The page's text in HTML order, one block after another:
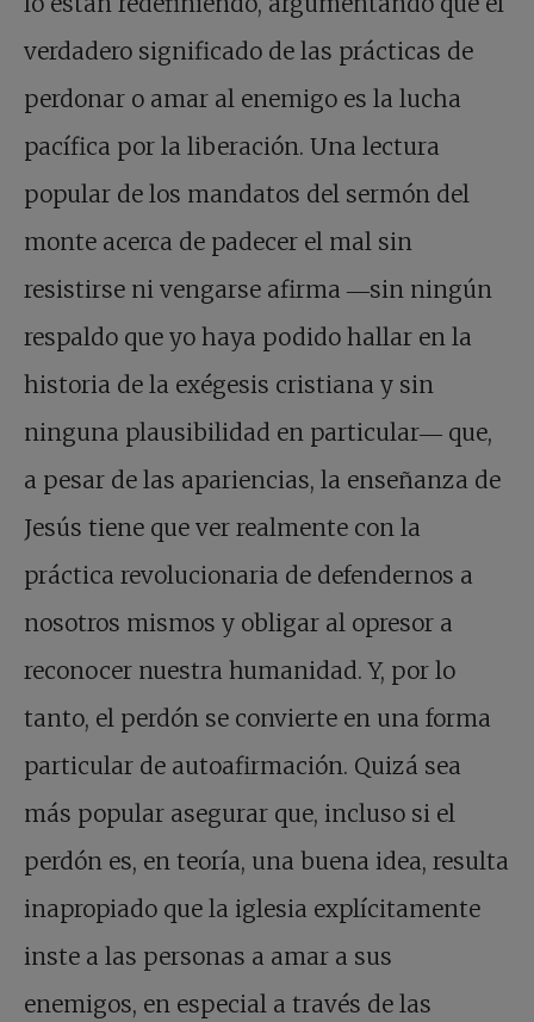
verdadero significado de las prácticas de
perdonar o amar al enemigo es la lucha
pacífica por la liberación. Una lectura
popular de los mandatos del sermón del
monte acerca de padecer el mal sin
resistirse ni vengarse afirma ―sin ningún
respaldo que yo haya podido hallar en la
historia de la exégesis cristiana y sin
ninguna plausibilidad en particular― que,
a pesar de las apariencias, la enseñanza de
Jesús tiene que ver realmente con la
práctica revolucionaria de defendernos a
nosotros mismos y obligar al opresor a
reconocer nuestra humanidad. Y, por lo
tanto, el perdón se convierte en una forma
particular de autoafirmación. Quizá sea
más popular asegurar que, incluso si el
perdón es, en teoría, una buena idea, resulta
inapropiado que la iglesia explícitamente
inste a las personas a amar a sus
enemigos, en especial a través de las